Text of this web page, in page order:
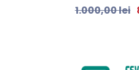
1.000,00lei